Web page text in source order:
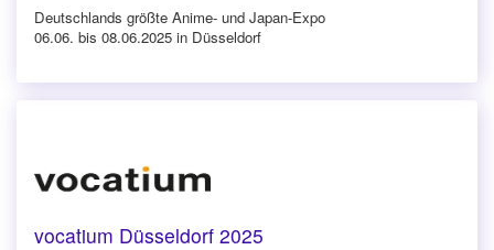
Deutschlands größte Anime- und Japan-Expo
06.06. bis 08.06.2025 in Düsseldorf
vocatium Düsseldorf 2025